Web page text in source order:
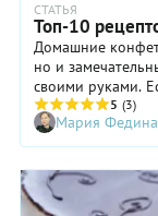
СТАТЬЯ
Топ-10
Домашние
но и
своими руками.
вкусные и
на Новый год тем,
удивить и
сделать
«Рафаэлло»,
рассказываем в
5 (3)
Мария Федина